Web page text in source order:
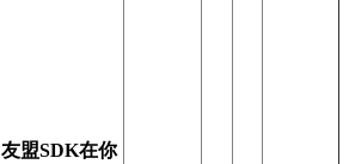
友盟SDK在你